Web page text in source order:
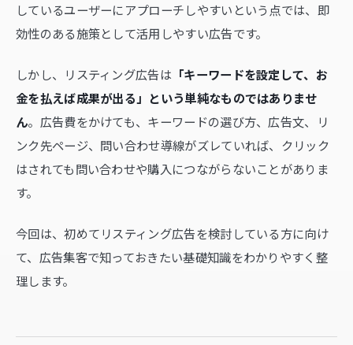
しているユーザーにアプローチしやすいという点では、即
効性のある施策として活用しやすい広告です。
しかし、リスティング広告は 「キーワードを設定して、お
金を払えば成果が出る」という単純なものではありませ
ん。広告費をかけても、キーワードの選び方、広告文、リ
ンク先ページ、問い合わせ導線がズレていれば、クリック
はされても問い合わせや購入につながらないことがありま
す。
今回は、初めてリスティング広告を検討している方に向け
て、広告集客で知っておきたい基礎知識をわかりやすく整
理します。